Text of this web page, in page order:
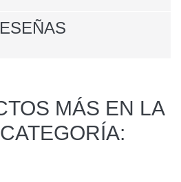
MÁS EN LA